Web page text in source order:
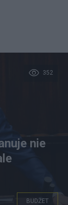
352
nie
BUDŻET